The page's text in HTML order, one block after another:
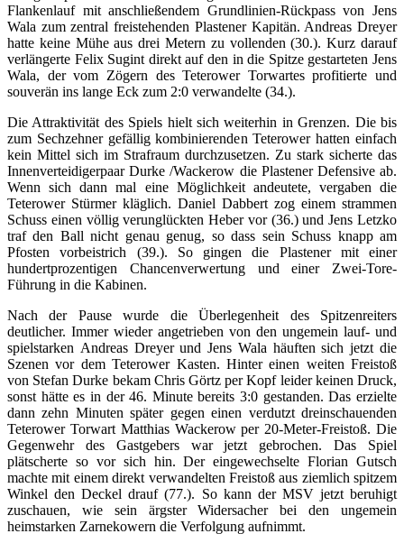
Flankenlauf mit anschließendem Grundlinien-Rückpass von Jens
Wala zum zentral freistehenden Plastener Kapitän. Andreas Dreyer
hatte keine Mühe aus drei Metern zu vollenden (30.). Kurz darauf
verlängerte Felix Sugint direkt auf den in die Spitze gestarteten Jens
Wala, der vom Zögern des Teterower Torwartes profitierte und
souverän ins lange Eck zum 2:0 verwandelte (34.).
Die Attraktivität des Spiels hielt sich weiterhin in Grenzen. Die bis
zum Sechzehner gefällig kombinierenden Teterower hatten einfach
kein Mittel sich im Strafraum durchzusetzen. Zu stark sicherte das
Innenverteidigerpaar Durke /Wackerow die Plastener Defensive ab.
Wenn sich dann mal eine Möglichkeit andeutete, vergaben die
Teterower Stürmer kläglich. Daniel Dabbert zog einem strammen
Schuss einen völlig verunglückten Heber vor (36.) und Jens Letzko
traf den Ball nicht genau genug, so dass sein Schuss knapp am
Pfosten vorbeistrich (39.). So gingen die Plastener mit einer
hundertprozentigen Chancenverwertung und einer Zwei-Tore-
Führung in die Kabinen.
Nach der Pause wurde die Überlegenheit des Spitzenreiters
deutlicher. Immer wieder angetrieben von den ungemein lauf- und
spielstarken Andreas Dreyer und Jens Wala häuften sich jetzt die
Szenen vor dem Teterower Kasten. Hinter einen weiten Freistoß
von Stefan Durke bekam Chris Görtz per Kopf leider keinen Druck,
sonst hätte es in der 46. Minute bereits 3:0 gestanden. Das erzielte
dann zehn Minuten später gegen einen verdutzt dreinschauenden
Teterower Torwart Matthias Wackerow per 20-Meter-Freistoß. Die
Gegenwehr des Gastgebers war jetzt gebrochen. Das Spiel
plätscherte so vor sich hin. Der eingewechselte Florian Gutsch
machte mit einem direkt verwandelten Freistoß aus ziemlich spitzem
Winkel den Deckel drauf (77.). So kann der MSV jetzt beruhigt
zuschauen, wie sein ärgster Widersacher bei den ungemein
heimstarken Zarnekowern die Verfolgung aufnimmt.